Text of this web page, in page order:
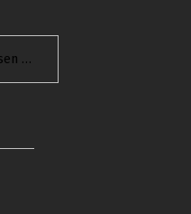
"Neue
Fotogalerie"